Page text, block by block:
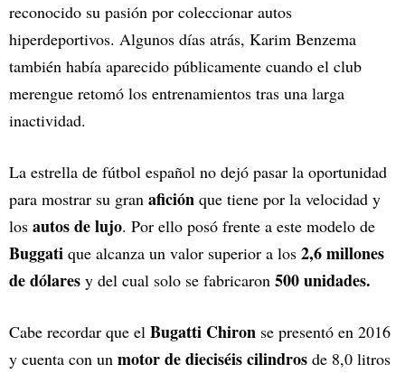
reconocido su pasión por coleccionar autos
hiperdeportivos. Algunos días atrás, Karim Benzema
también había aparecido públicamente cuando el club
merengue retomó los entrenamientos tras una larga
inactividad.
La estrella de fútbol español no dejó pasar la oportunidad
para mostrar su gran afición que tiene por la velocidad y
los autos de lujo. Por ello posó frente a este modelo de
Buggati que alcanza un valor superior a los 2,6 millones
de dólares y del cual solo se fabricaron 500 unidades.
Cabe recordar que el Bugatti Chiron se presentó en 2016
y cuenta con un motor de dieciséis cilindros de 8,0 litros